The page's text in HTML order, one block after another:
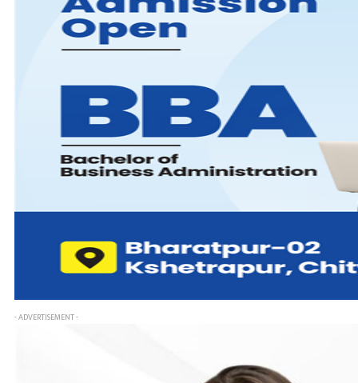
- ADVERTISEMENT -